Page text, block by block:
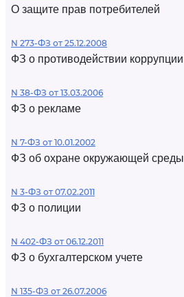
О защите прав потребителей
N 273-ФЗ от 25.12.2008
ФЗ о противодействии коррупции
N 38-ФЗ от 13.03.2006
ФЗ о рекламе
N 7-ФЗ от 10.01.2002
ФЗ об охране окружающей среды
N 3-ФЗ от 07.02.2011
ФЗ о полиции
N 402-ФЗ от 06.12.2011
ФЗ о бухгалтерском учете
N 135-ФЗ от 26.07.2006